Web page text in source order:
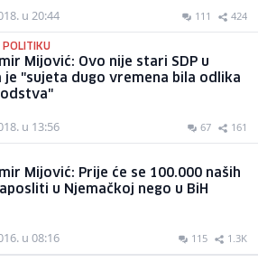
u 20:44 111 424
POLITIKU
Mijović: Ovo nije stari SDP u
je "sujeta dugo vremena bila odlika
u 13:56 67 161
Mijović: Prije će se 100.000 naših
u Njemačkoj nego u BiH
u 08:16 115 1.3K